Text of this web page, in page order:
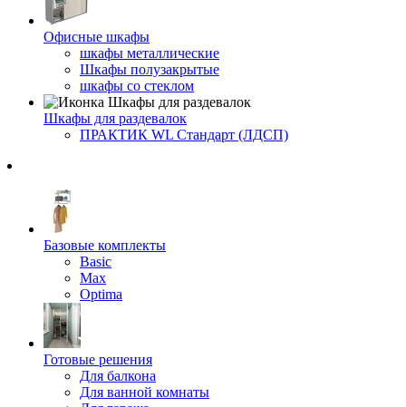
Офисные шкафы
шкафы металлические
Шкафы полузакрытые
шкафы со стеклом
Шкафы для раздевалок
ПРАКТИК WL Стандарт (ЛДСП)
Базовые комплекты
Basic
Max
Optima
Готовые решения
Для балкона
Для ванной комнаты